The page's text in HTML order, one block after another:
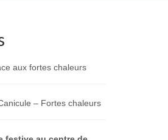
aux fortes chaleurs
– Fortes chaleurs